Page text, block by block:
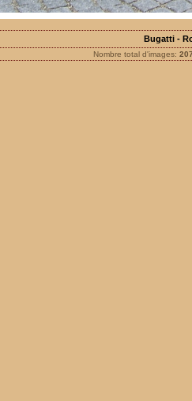
Bugatti -
Nombre total d'images: